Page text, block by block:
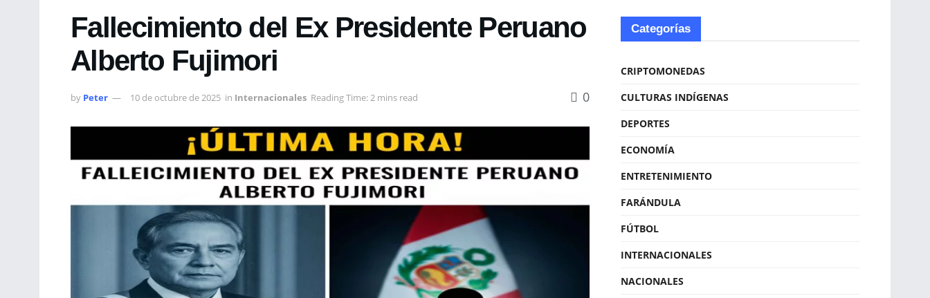
Fallecimiento del Ex Presidente Peruano
Alberto Fujimori
by Peter 10 de octubre de 2025 in Internacionales Reading Time: 2 mins read 0
Categorías
CRIPTOMONEDAS
CULTURAS INDÍGENAS
DEPORTES
ECONOMÍA
ENTRETENIMIENTO
FARÁNDULA
FÚTBOL
INTERNACIONALES
NACIONALES